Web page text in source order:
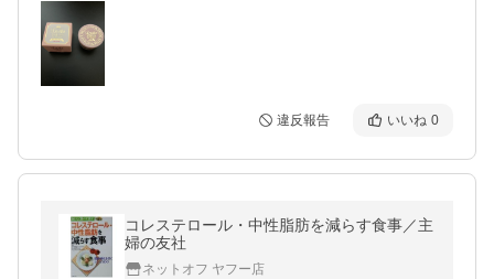
違反報告 いいね 0
コレステロール・中性脂肪を減らす食事／主
婦の友社
ネットオフ ヤフー店